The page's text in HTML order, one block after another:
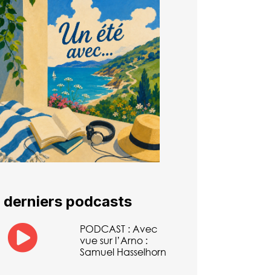
derniers podcasts
PODCAST : Avec
vue sur l’Arno :
Samuel Hasselhorn